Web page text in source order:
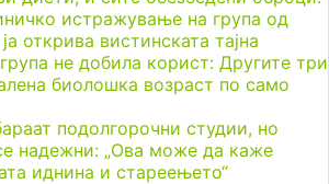
истражување на група од
открива вистинската тајна
не добила корист: Другите три
биолошка возраст по само
подолгорочни студии, но
надежни: „Ова може да каже
иднина и стареењето“